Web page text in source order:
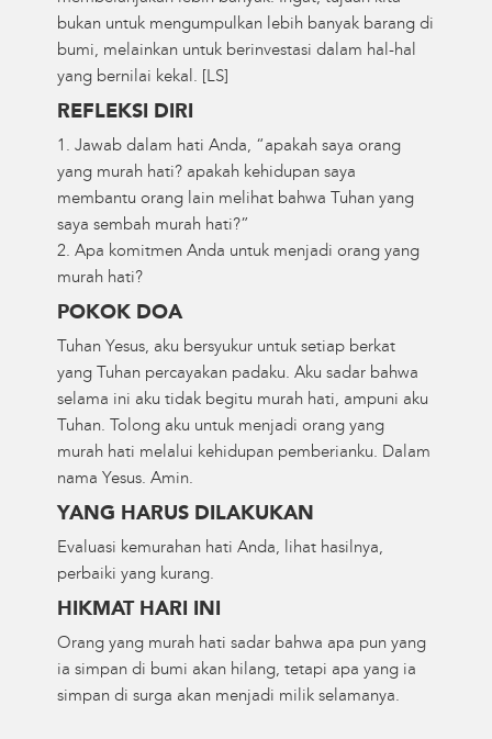
bukan untuk mengumpulkan lebih banyak barang di
bumi, melainkan untuk berinvestasi dalam hal-hal
yang bernilai kekal. [LS]
REFLEKSI DIRI
1. Jawab dalam hati Anda, “apakah saya orang
yang murah hati? apakah kehidupan saya
membantu orang lain melihat bahwa Tuhan yang
saya sembah murah hati?”
2. Apa komitmen Anda untuk menjadi orang yang
murah hati?
POKOK DOA
Tuhan Yesus, aku bersyukur untuk setiap berkat
yang Tuhan percayakan padaku. Aku sadar bahwa
selama ini aku tidak begitu murah hati, ampuni aku
Tuhan. Tolong aku untuk menjadi orang yang
murah hati melalui kehidupan pemberianku. Dalam
nama Yesus. Amin.
YANG HARUS DILAKUKAN
Evaluasi kemurahan hati Anda, lihat hasilnya,
perbaiki yang kurang.
HIKMAT HARI INI
Orang yang murah hati sadar bahwa apa pun yang
ia simpan di bumi akan hilang, tetapi apa yang ia
simpan di surga akan menjadi milik selamanya.